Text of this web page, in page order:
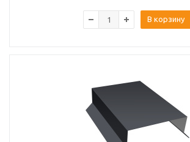
В корзину